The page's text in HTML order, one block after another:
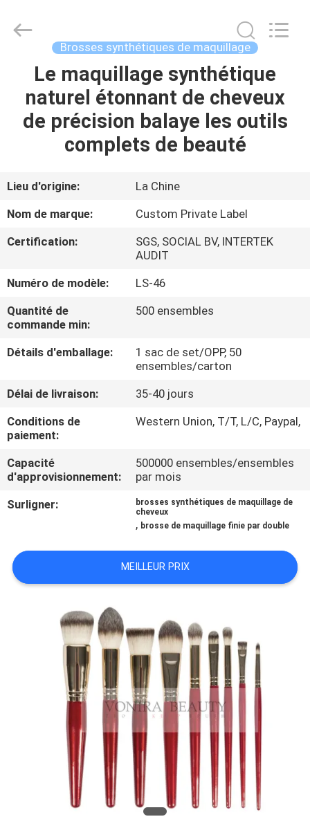
MAISON
PRODUITS
SUJET
DE
NOUS
VISITE
D'USINE
CONTRÔLE
QUALITÉ
PLAN
DU
SITE
POLICY
Chanmy
Cosmetics
Brosses synthétiques de maquillage
Le maquillage synthétique
naturel étonnant de cheveux
de précision balaye les outils
complets de beauté
Lieu d'origine:
La Chine
Nom de marque:
Custom Private Label
Certification:
SGS, SOCIAL BV, INTERTEK
AUDIT
Numéro de modèle:
LS-46
Quantité de
commande min:
500 ensembles
Détails d'emballage:
1 sac de set/OPP, 50
ensembles/carton
Délai de livraison:
35-40 jours
Conditions de
paiement:
Western Union, T/T, L/C, Paypal,
Capacité
d'approvisionnement:
500000 ensembles/ensembles
par mois
Surligner:
brosses synthétiques de maquillage de
cheveux
, brosse de maquillage finie par double
MEILLEUR PRIX